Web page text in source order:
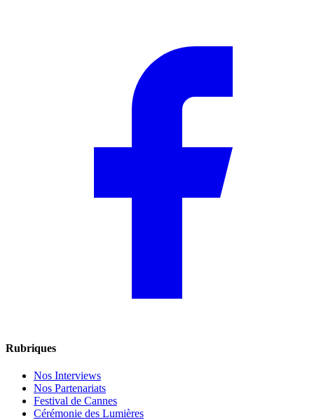
Rubriques
Nos Interviews
Nos Partenariats
Festival de Cannes
Cérémonie des Lumières